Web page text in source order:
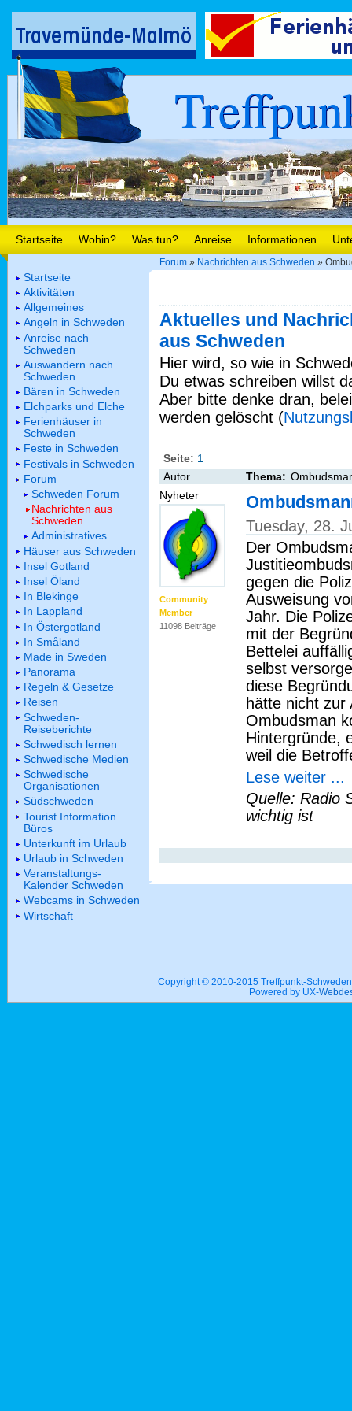
Startseite Wohin? Was tun? Anreise Informationen
Forum » Nachrichten aus Schweden »
Aktuelles und
aus Schweden
Hier wird, so wie in
Du etwas schreiben willst
Aber bitte denke dran,
werden gelöscht (
Seite: 1
Autor
Thema:
Nyheter
Community
Member
11098 Beiträge
Tuesday, 28.
Der
gegen die
Ausweisung
Jahr. Die
mit der
Bettelei
selbst
diese
hätte nicht zur
Ombudsman
Hintergründe,
weil die
Lese weiter ...
Quelle: Radio
wichtig ist
Startseite
Aktivitäten
Allgemeines
Angeln in Schweden
Anreise nach
Schweden
Auswandern nach
Schweden
Bären in Schweden
Elchparks und Elche
Ferienhäuser in
Schweden
Feste in Schweden
Festivals in Schweden
Forum
Schweden Forum
Nachrichten aus
Schweden
Administratives
Häuser aus Schweden
Insel Gotland
Insel Öland
In Blekinge
In Lappland
In Östergotland
In Småland
Made in Sweden
Panorama
Regeln & Gesetze
Reisen
Schweden-
Reiseberichte
Schwedisch lernen
Schwedische Medien
Schwedische
Organisationen
Südschweden
Tourist Information
Büros
Unterkunft im Urlaub
Urlaub in Schweden
Veranstaltungs-
Kalender Schweden
Webcams in Schweden
Wirtschaft
Copyright © 2010-2015 Treffpunkt-
Powered by UX-